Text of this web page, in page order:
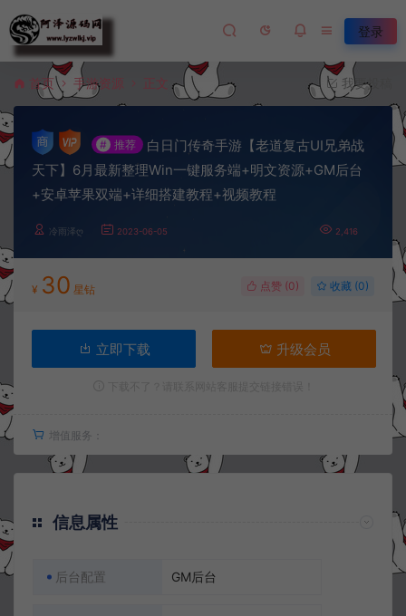
登录
首页 手游资源 正文 我要投稿
# 推荐
白日门传奇手游【老道复古UI兄弟战
天下】6月最新整理Win一键服务端+明文资源+GM后台
+安卓苹果双端+详细搭建教程+视频教程
冷雨泽ღ 2023-06-05 2,416
¥ 30 星钻 点赞 (0) 收藏 (0)
立即下载 升级会员
增值服务：
信息属性
后台配置 GM后台